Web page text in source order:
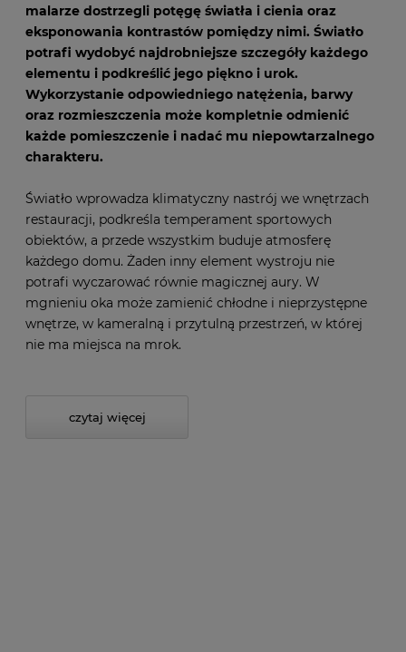
malarze dostrzegli potęgę światła i cienia oraz
eksponowania kontrastów pomiędzy nimi. Światło
potrafi wydobyć najdrobniejsze szczegóły każdego
elementu i podkreślić jego piękno i urok.
Wykorzystanie odpowiedniego natężenia, barwy
oraz rozmieszczenia może kompletnie odmienić
każde pomieszczenie i nadać mu niepowtarzalnego
charakteru.
Światło wprowadza klimatyczny nastrój we wnętrzach
restauracji, podkreśla temperament sportowych
obiektów, a przede wszystkim buduje atmosferę
każdego domu. Żaden inny element wystroju nie
potrafi wyczarować równie magicznej aury. W
mgnieniu oka może zamienić chłodne i nieprzystępne
wnętrze, w kameralną i przytulną przestrzeń, w której
nie ma miejsca na mrok.
czytaj więcej